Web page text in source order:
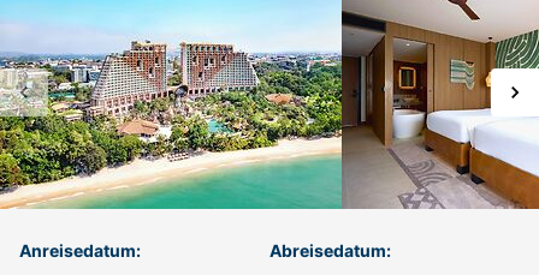
Anreisedatum: Abreisedatum: